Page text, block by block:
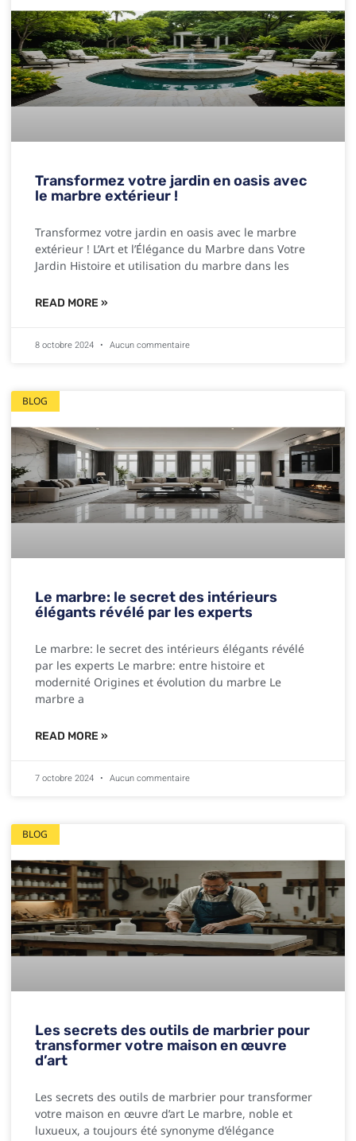
Transformez votre jardin en oasis avec
le marbre extérieur !
Transformez votre jardin en oasis avec le marbre
extérieur ! L’Art et l’Élégance du Marbre dans Votre
Jardin Histoire et utilisation du marbre dans les
READ MORE »
8 octobre 2024 Aucun commentaire
BLOG
Le marbre: le secret des intérieurs
élégants révélé par les experts
Le marbre: le secret des intérieurs élégants révélé
par les experts Le marbre: entre histoire et
modernité Origines et évolution du marbre Le
marbre a
READ MORE »
7 octobre 2024 Aucun commentaire
BLOG
Les secrets des outils de marbrier pour
transformer votre maison en œuvre
d’art
Les secrets des outils de marbrier pour transformer
votre maison en œuvre d’art Le marbre, noble et
luxueux, a toujours été synonyme d’élégance